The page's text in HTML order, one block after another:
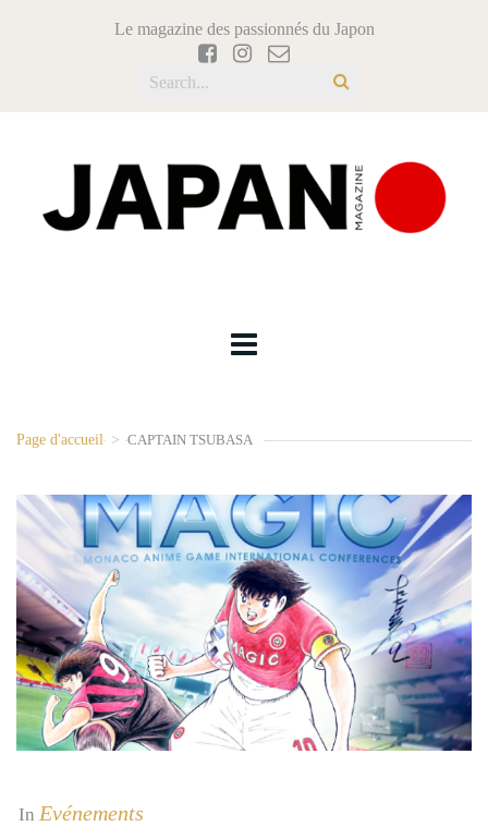
Le magazine des passionnés du Japon
Page d'accueil > CAPTAIN TSUBASA
In Evénements